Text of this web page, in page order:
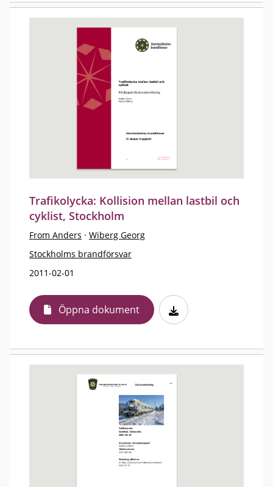
Trafikolycka: Kollision mellan lastbil och
cyklist, Stockholm
From Anders · Wiberg Georg
Stockholms brandförsvar
2011-02-01
Öppna dokument